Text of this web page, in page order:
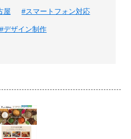
屋 #スマートフォン対応
#デザイン制作